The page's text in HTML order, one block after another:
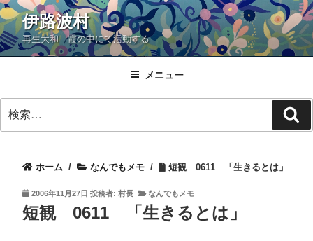
コ
ン
テ
ン
ス
伊路波村
再生大和 霞の中にて活動する
メニュー
索:
索
ホーム / なんでもメモ / 短観 0611 「生きるとは」
投
日:
2006年11月27日 投稿者: 村長 なんでもメモ
短観 0611 「生きるとは」